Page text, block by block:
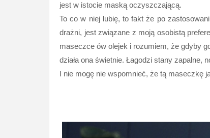
jest w istocie maską oczyszczającą.
To co w niej lubię, to fakt że po
drażni, jest związane z moją osobistą
maseczce ów olejek i rozumiem, że gdyby
działa ona świetnie. Łagodzi stany zapalne,
I nie mogę nie wspomnieć, że tą maseczkę